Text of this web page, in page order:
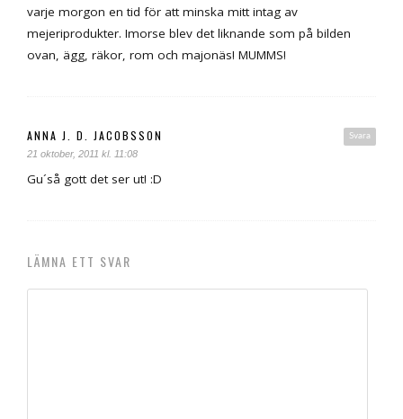
varje morgon en tid för att minska mitt intag av
mejeriprodukter. Imorse blev det liknande som på bilden
ovan, ägg, räkor, rom och majonäs! MUMMS!
Svara
ANNA J. D. JACOBSSON
21 oktober, 2011 kl. 11:08
Gu´så gott det ser ut! :D
LÄMNA ETT SVAR